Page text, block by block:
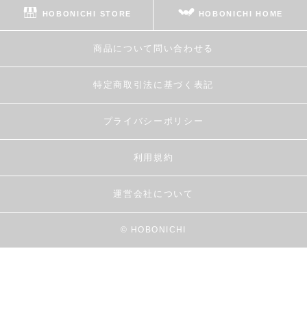
HOBONICHI STORE HOBONICHI HOME
商品について問い合わせる
特定商取引法に基づく表記
プライバシーポリシー
利用規約
運営会社について
© HOBONICHI